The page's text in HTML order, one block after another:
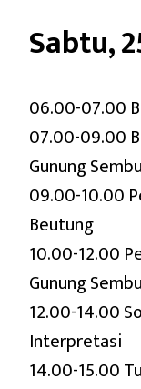
Sabtu,
06.00-07.00
07.00-09.00
Gunung
09.00-10.00
Beutung
10.00-12.00
Gunung
12.00-14.00
Interpretasi
14.00-15.00